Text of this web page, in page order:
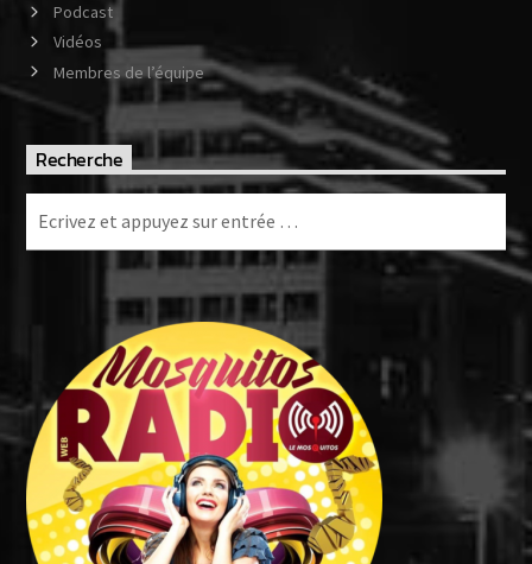
Podcast
Vidéos
Membres de l’équipe
Recherche